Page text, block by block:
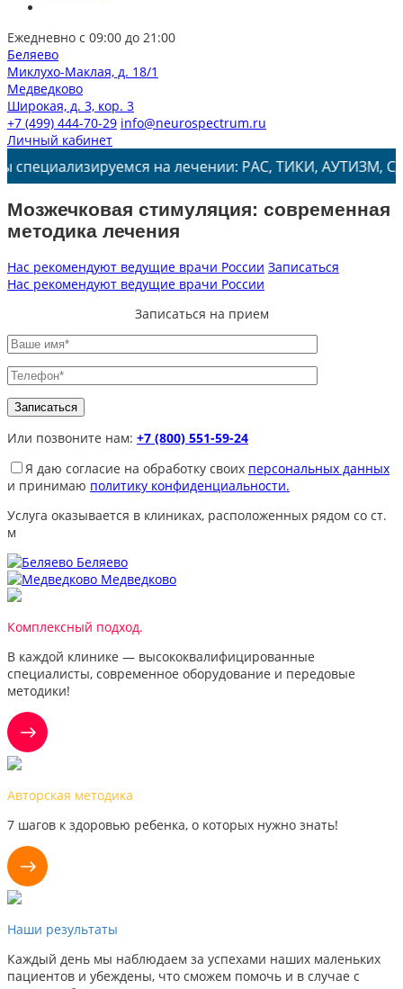
Ежедневно с 09:00 до 21:00
Беляево
Миклухо-Маклая, д. 18/1
Медведково
Широкая, д. 3, кор. 3
+7 (499) 444-70-29 info@neurospectrum.ru
Личный кабинет
на лечении: РАС, ТИКИ, АУТИЗМ, СДВГ, ЗПРР,
Мозжечковая стимуляция: современная
методика лечения
Нас рекомендуют ведущие врачи России Записаться
Нас рекомендуют ведущие врачи России
Записаться на прием
Или позвоните нам: +7 (800) 551-59-24
Я даю согласие на обработку своих персональных данных
и принимаю политику конфиденциальности.
Услуга оказывается в клиниках, расположенных рядом со ст.
м
Беляево
Медведково
Комплексный подход.
В каждой клинике — высококвалифицированные
специалисты, современное оборудование и передовые
методики!
Авторская методика
7 шагов к здоровью ребенка, о которых нужно знать!
Наши результаты
Каждый день мы наблюдаем за успехами наших маленьких
пациентов и убеждены, что сможем помочь и в случае с